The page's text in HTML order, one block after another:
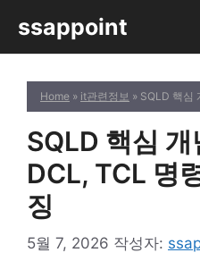
츠
ssappoint
Home » it관련정보 » SQLD 핵심 개
SQLD 핵심
DCL, TCL 명
징
5월 7, 2026 작성자: